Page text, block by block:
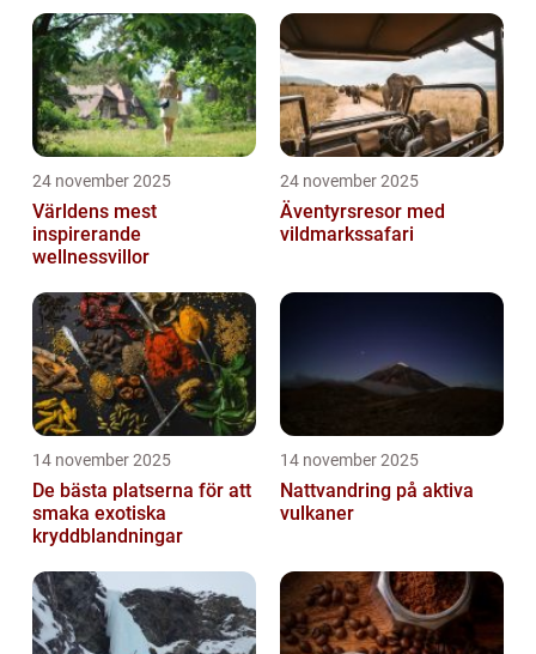
24 november 2025
Världens mest
inspirerande
wellnessvillor
24 november 2025
Äventyrsresor med
vildmarkssafari
14 november 2025
De bästa platserna för att
smaka exotiska
kryddblandningar
14 november 2025
Nattvandring på aktiva
vulkaner